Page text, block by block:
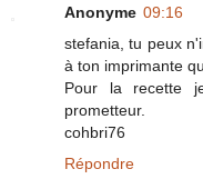
Anonyme 09:16
stefania, tu peux
à ton imprimante
Pour la recette
prometteur.
cohbri76
Répondre